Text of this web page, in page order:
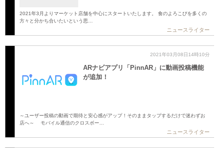
2021年3月よりマーケット店舗を中心にスタートいたします。 食のよろこびを多くの
方々と分かち合いたいという思…
ニュースライター
2021年03月08日14時10分
ARナビアプリ「PinnAR」に動画投稿機能
が追加！
～ユーザー投稿の動画で期待と安心感がアップ！そのままタップするだけで迷わずお
店へ～ モバイル通信のクロスボー…
ニュースライター